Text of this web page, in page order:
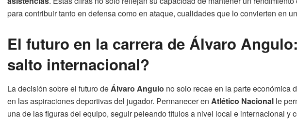
para contribuir tanto en defensa como en ataque, cualidades que lo convierten en
El futuro en la carrera de Álvaro
salto internacional?
La decisión sobre el futuro deÁlvaro Angulo no solo recae en la parte económica
en las aspiraciones deportivas del jugador. Permanecer en Atlético Nacional le
una de las figuras del equipo, seguir peleando títulos a nivel local e internacional y